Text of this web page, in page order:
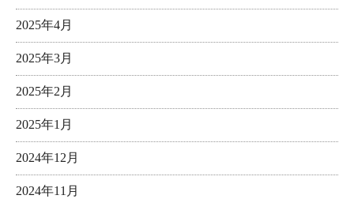
2025年4月
2025年3月
2025年2月
2025年1月
2024年12月
2024年11月